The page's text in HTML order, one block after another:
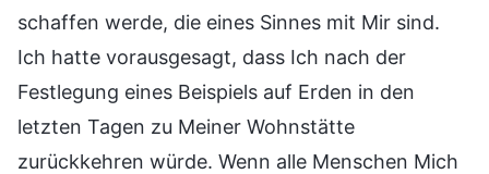
schaffen werde, die eines Sinnes mit Mir sind.
Ich hatte vorausgesagt, dass Ich nach der
Festlegung eines Beispiels auf Erden in den
letzten Tagen zu Meiner Wohnstätte
zurückkehren würde. Wenn alle Menschen Mich